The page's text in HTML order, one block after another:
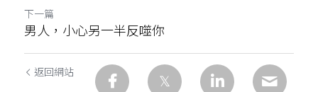
下一篇
男人，小心另一半反噬你
返回網站